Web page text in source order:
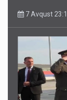
Media və
7 Avqust
7 Avqust